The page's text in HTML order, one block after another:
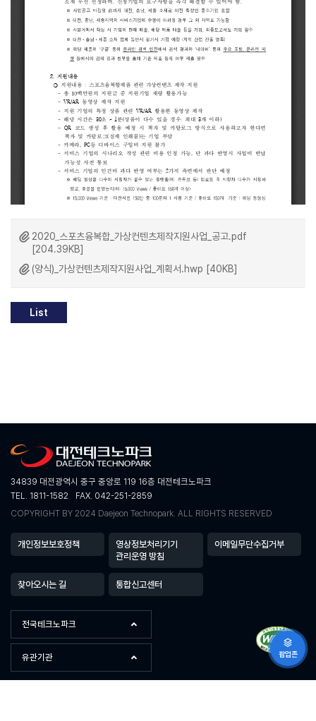
2020_스포츠융복합_가상컨텐츠제작지원사업_공고.pdf
[204.39KB]
(양식)_가상컨텐츠제작지원사업_계획서.hwp [40KB]
List
34839 대전광역시 중구 중앙로 119 16층 대전테크노파크
TEL. 1811-1582
FAX. 042-251-2859
COPYRIGHT BY 2024 Daejeon Technopark. ALL RIGHTS RESERVED
전국테크노파크
유관기관
개인정보보호정책
영상정보처리기기
관리운영 방침
이메일무단수집거부
찾아오시는 길 통합신고센터
팝업존